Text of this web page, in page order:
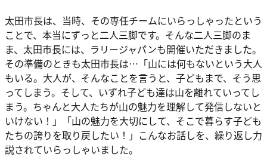
太田市長は、当時、その専任チームにいらっしゃったという
ことで、本当にずっと二人三脚です。そんな二人三脚のま
ま、太田市長には、ラリージャパンも開催いただきました。
その準備のときも太田市長は…「山には何もないという大人
もいる。大人が、そんなことを言うと、子どもまで、そう思
ってしまう。そして、いずれ子ども達は山を離れていってし
まう。ちゃんと大人たちが山の魅力を理解して発信しないと
いけない！」「山の魅力を大切にして、そこで暮らす子ども
たちの誇りを取り戻したい！」こんなお話しを、繰り返し力
説されていらっしゃいました。